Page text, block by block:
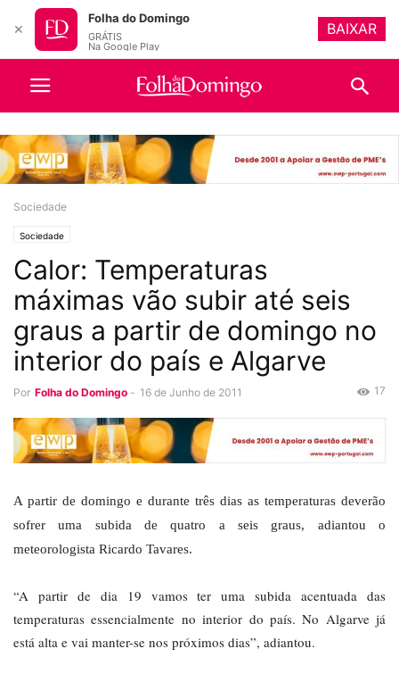
Sociedade
Sociedade
Calor: Temperaturas
máximas vão subir até seis
graus a partir de domingo no
interior do país e Algarve
Por Folha do Domingo - 16 de Junho de 2011 17
A partir de domingo e durante três dias as temperaturas deverão
sofrer uma subida de quatro a seis graus, adiantou o
meteorologista Ricardo Tavares.
“A partir de dia 19 vamos ter uma subida acentuada das
temperaturas essencialmente no interior do país. No Algarve já
está alta e vai manter-se nos próximos dias”, adiantou.
✕
Folha do Domingo
GRÁTIS
Na Google Play
BAIXAR